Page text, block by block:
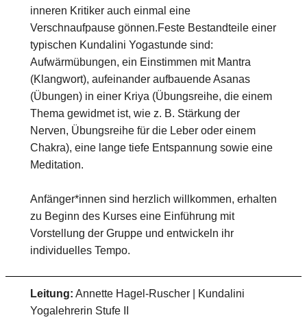
inneren Kritiker auch einmal eine
Verschnaufpause gönnen.Feste Bestandteile einer
typischen Kundalini Yogastunde sind:
Aufwärmübungen, ein Einstimmen mit Mantra
(Klangwort), aufeinander aufbauende Asanas
(Übungen) in einer Kriya (Übungsreihe, die einem
Thema gewidmet ist, wie z. B. Stärkung der
Nerven, Übungsreihe für die Leber oder einem
Chakra), eine lange tiefe Entspannung sowie eine
Meditation.
Anfänger*innen sind herzlich willkommen, erhalten
zu Beginn des Kurses eine Einführung mit
Vorstellung der Gruppe und entwickeln ihr
individuelles Tempo.
Leitung: Annette Hagel-Ruscher | Kundalini
Yogalehrerin Stufe II